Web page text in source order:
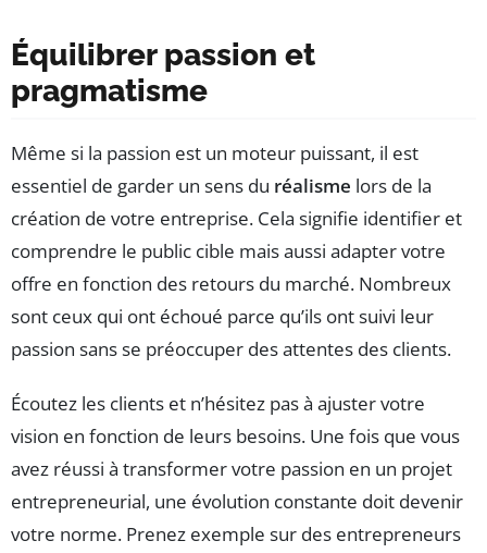
Équilibrer passion et
pragmatisme
Même si la passion est un moteur puissant, il est
essentiel de garder un sens du réalisme lors de la
création de votre entreprise. Cela signifie identifier et
comprendre le public cible mais aussi adapter votre
offre en fonction des retours du marché. Nombreux
sont ceux qui ont échoué parce qu’ils ont suivi leur
passion sans se préoccuper des attentes des clients.
Écoutez les clients et n’hésitez pas à ajuster votre
vision en fonction de leurs besoins. Une fois que vous
avez réussi à transformer votre passion en un projet
entrepreneurial, une évolution constante doit devenir
votre norme. Prenez exemple sur des entrepreneurs